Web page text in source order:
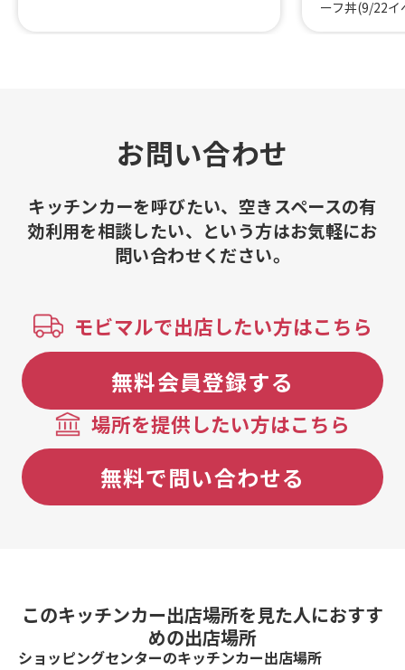
アリブ (Hawaiian’s BBQ Rib)、プルド
ポークミニバーガー、ホワイトタコ
ルタコス
ーフ丼(9/22
ベント】、
ニャカウダ風
イトマトのマ
ー、タコスコ
1ピース、タ
ト、クラム
ズステーキ
ル、サーモン
ボウル【学割
チーズステー
イベント】
ーズ、薫製
サーモンとク
イージェラー
タサンド、チ
お問い合わせ
キッチンカーを呼びたい、空きスペースの有
効利用を相談したい、という方はお気軽にお
問い合わせください。
モビマルで出店したい方はこちら
無料会員登録する
場所を提供したい方はこちら
無料で問い合わせる
このキッチンカー出店場所を見た人におすす
めの出店場所
ショッピングセンターのキッチンカー出店場所